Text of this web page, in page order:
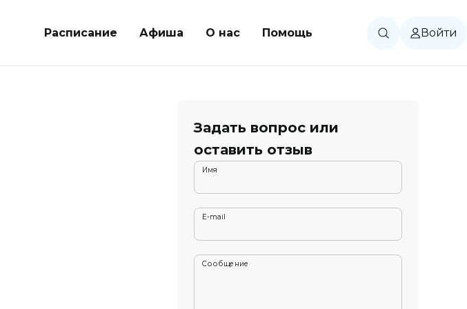
Расписание Афиша О нас Помощь Войти
Задать вопрос или
оставить отзыв
Имя
E-mail
Сообщение